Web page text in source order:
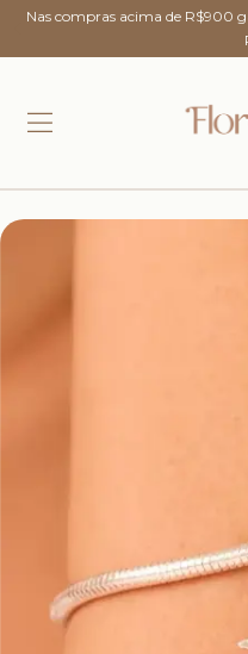
Nas compras acima de R$900